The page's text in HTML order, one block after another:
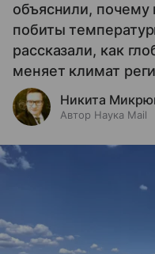
объяснили,
побиты
рассказали, как
меняет климат
Никита
Автор Наука Mail